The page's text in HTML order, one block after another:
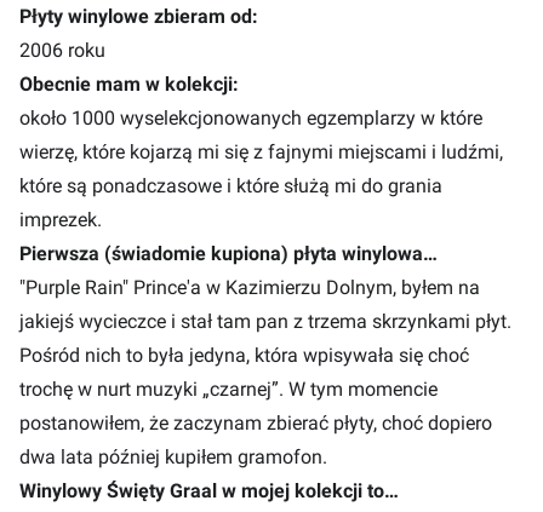
Płyty winylowe zbieram od:
2006 roku
Obecnie mam w kolekcji:
około 1000 wyselekcjonowanych egzemplarzy w które
wierzę, które kojarzą mi się z fajnymi miejscami i ludźmi,
które są ponadczasowe i które służą mi do grania
imprezek.
Pierwsza (świadomie kupiona) płyta winylowa…
"Purple Rain" Prince'a w Kazimierzu Dolnym, byłem na
jakiejś wycieczce i stał tam pan z trzema skrzynkami płyt.
Pośród nich to była jedyna, która wpisywała się choć
trochę w nurt muzyki „czarnej”. W tym momencie
postanowiłem, że zaczynam zbierać płyty, choć dopiero
dwa lata później kupiłem gramofon.
Winylowy Święty Graal w mojej kolekcji to…